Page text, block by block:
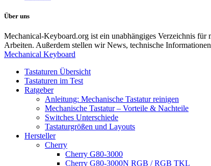
Über uns
Mechanical-Keyboard.org ist ein unabhängiges Verzeichnis für
Arbeiten. Außerdem stellen wir News, technische
Mechanical Keyboard
Tastaturen Übersicht
Tastaturen im Test
Ratgeber
Anleitung: Mechanische Tastatur reinigen
Mechanische Tastatur – Vorteile & Nachteile
Switches Unterschiede
Tastaturgrößen und Layouts
Hersteller
Cherry
Cherry G80-3000
Cherry G80-3000N RGB / RGB TKL